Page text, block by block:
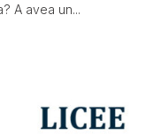
A avea un...